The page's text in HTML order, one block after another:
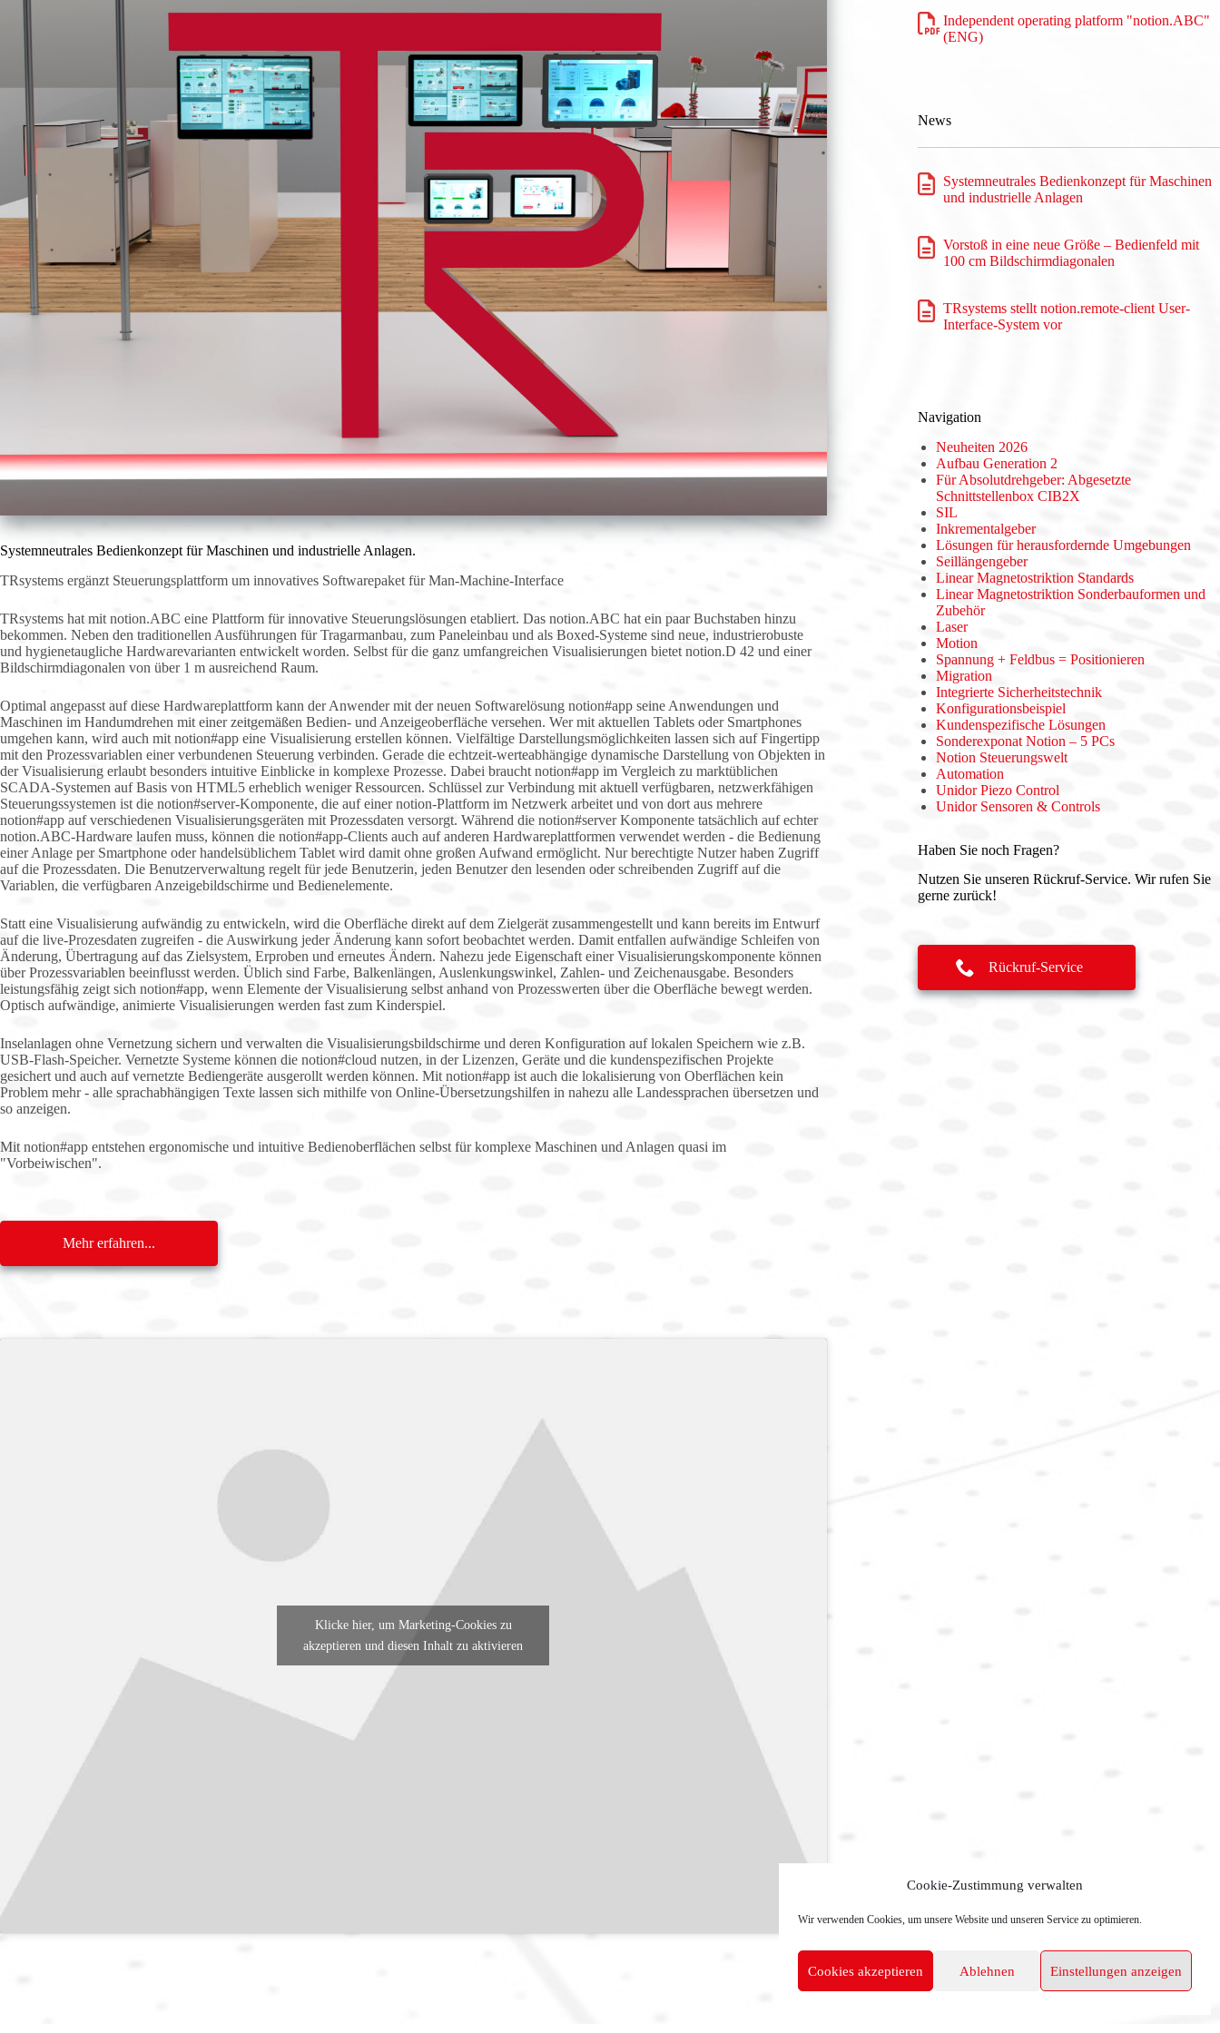
Cookie-Zustimmung verwalten
Wir verwenden Cookies, um unsere Website und unseren Service zu optimieren.
Cookies akzeptieren Ablehnen Einstellungen anzeigen
Systemneutrales Bedienkonzept für Maschinen und industrielle Anlagen.
TRsystems ergänzt Steuerungsplattform um innovatives Softwarepaket für Man-Machine-Interface
TRsystems hat mit notion.ABC eine Plattform für innovative Steuerungslösungen etabliert. Das notion.ABC hat ein paar Buchstaben hinzu
bekommen. Neben den traditionellen Ausführungen für Tragarmanbau, zum Paneleinbau und als Boxed-Systeme sind neue, industrierobuste
und hygienetaugliche Hardwarevarianten entwickelt worden. Selbst für die ganz umfangreichen Visualisierungen bietet notion.D 42 und einer
Bildschirmdiagonalen von über 1 m ausreichend Raum.
Optimal angepasst auf diese Hardwareplattform kann der Anwender mit der neuen Softwarelösung notion#app seine Anwendungen und
Maschinen im Handumdrehen mit einer zeitgemäßen Bedien- und Anzeigeoberfläche versehen. Wer mit aktuellen Tablets oder Smartphones
umgehen kann, wird auch mit notion#app eine Visualisierung erstellen können. Vielfältige Darstellungsmöglichkeiten lassen sich auf Fingertipp
mit den Prozessvariablen einer verbundenen Steuerung verbinden. Gerade die echtzeit-werteabhängige dynamische Darstellung von Objekten in
der Visualisierung erlaubt besonders intuitive Einblicke in komplexe Prozesse. Dabei braucht notion#app im Vergleich zu marktüblichen
SCADA-Systemen auf Basis von HTML5 erheblich weniger Ressourcen. Schlüssel zur Verbindung mit aktuell verfügbaren, netzwerkfähigen
Steuerungssystemen ist die notion#server-Komponente, die auf einer notion-Plattform im Netzwerk arbeitet und von dort aus mehrere
notion#app auf verschiedenen Visualisierungsgeräten mit Prozessdaten versorgt. Während die notion#server Komponente tatsächlich auf echter
notion.ABC-Hardware laufen muss, können die notion#app-Clients auch auf anderen Hardwareplattformen verwendet werden - die Bedienung
einer Anlage per Smartphone oder handelsüblichem Tablet wird damit ohne großen Aufwand ermöglicht. Nur berechtigte Nutzer haben Zugriff
auf die Prozessdaten. Die Benutzerverwaltung regelt für jede Benutzerin, jeden Benutzer den lesenden oder schreibenden Zugriff auf die
Variablen, die verfügbaren Anzeigebildschirme und Bedienelemente.
Statt eine Visualisierung aufwändig zu entwickeln, wird die Oberfläche direkt auf dem Zielgerät zusammengestellt und kann bereits im Entwurf
auf die live-Prozesdaten zugreifen - die Auswirkung jeder Änderung kann sofort beobachtet werden. Damit entfallen aufwändige Schleifen von
Änderung, Übertragung auf das Zielsystem, Erproben und erneutes Ändern. Nahezu jede Eigenschaft einer Visualisierungskomponente können
über Prozessvariablen beeinflusst werden. Üblich sind Farbe, Balkenlängen, Auslenkungswinkel, Zahlen- und Zeichenausgabe. Besonders
leistungsfähig zeigt sich notion#app, wenn Elemente der Visualisierung selbst anhand von Prozesswerten über die Oberfläche bewegt werden.
Optisch aufwändige, animierte Visualisierungen werden fast zum Kinderspiel.
Inselanlagen ohne Vernetzung sichern und verwalten die Visualisierungsbildschirme und deren Konfiguration auf lokalen Speichern wie z.B.
USB-Flash-Speicher. Vernetzte Systeme können die notion#cloud nutzen, in der Lizenzen, Geräte und die kundenspezifischen Projekte
gesichert und auch auf vernetzte Bediengeräte ausgerollt werden können. Mit notion#app ist auch die lokalisierung von Oberflächen kein
Problem mehr - alle sprachabhängigen Texte lassen sich mithilfe von Online-Übersetzungshilfen in nahezu alle Landessprachen übersetzen und
so anzeigen.
Mit notion#app entstehen ergonomische und intuitive Bedienoberflächen selbst für komplexe Maschinen und Anlagen quasi im
"Vorbeiwischen".
Mehr erfahren...
Klicke hier, um Marketing-Cookies zu
akzeptieren und diesen Inhalt zu aktivieren
Independent operating platform "notion.ABC"
(ENG)
News
Systemneutrales Bedienkonzept für Maschinen
und industrielle Anlagen
Vorstoß in eine neue Größe – Bedienfeld mit
100 cm Bildschirmdiagonalen
TRsystems stellt notion.remote-client User-
Interface-System vor
Navigation
Neuheiten 2026
Aufbau Generation 2
Für Absolutdrehgeber: Abgesetzte
Schnittstellenbox CIB2X
SIL
Inkrementalgeber
Lösungen für herausfordernde Umgebungen
Seillängengeber
Linear Magnetostriktion Standards
Linear Magnetostriktion Sonderbauformen und
Zubehör
Laser
Motion
Spannung + Feldbus = Positionieren
Migration
Integrierte Sicherheitstechnik
Konfigurationsbeispiel
Kundenspezifische Lösungen
Sonderexponat Notion – 5 PCs
Notion Steuerungswelt
Automation
Unidor Piezo Control
Unidor Sensoren & Controls
Haben Sie noch Fragen?
Nutzen Sie unseren Rückruf-Service. Wir rufen Sie
gerne zurück!
Rückruf-Service